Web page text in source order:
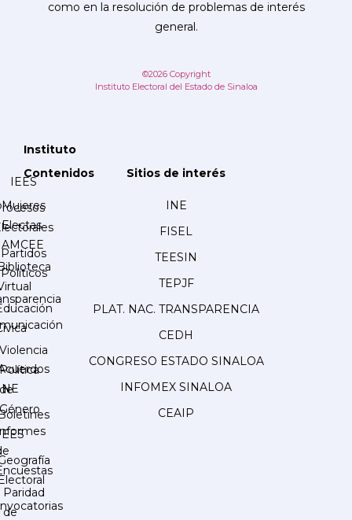
como en la resolución de problemas de interés
general.
©2026 Copyright
Instituto Electoral del Estado de Sinaloa
Instituto
IEES
Partidos
Políticos
Contenidos
Mujeres
Electas
AMCEE
Violencia
Política
de
Género
Paridad
de
Sitios de interés
INE
FISEL
TEESIN
TEPJF
PLAT. NAC. TRANSPARENCIA
CEDH
CONGRESO ESTADO SINALOA
INFOMEX SINALOA
CEAIP